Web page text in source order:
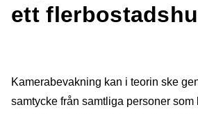
ett
Kamerabevakning kan i teorin ske
samtycke från samtliga personer som